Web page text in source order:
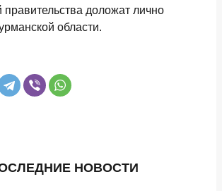
правительства доложат лично
области.
НОВОСТИ